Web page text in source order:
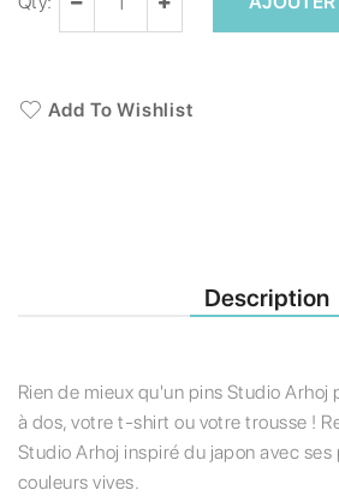
Add To Wishlist
Description
Rien de mieux qu'un pins Studio Arhoj
à dos, votre t-shirt ou votre trousse !
Studio Arhoj inspiré du japon avec
couleurs vives.